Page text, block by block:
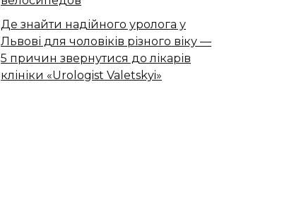
Де знайти надійного уролога у
Львові для чоловіків різного віку —
5 причин звернутися до лікарів
клініки «Urologist Valetskyi»